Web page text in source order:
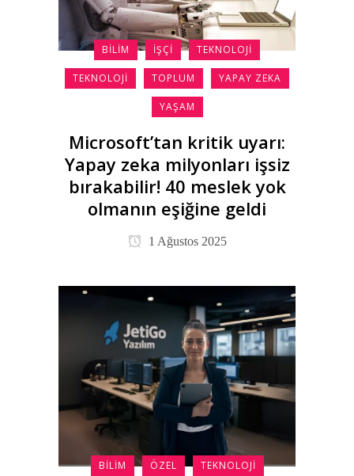
BILIM İŞÇI TEKNOLOJI
TEKNOLOJI TOPLUM YAPAY ZEKA
YAŞAM
Microsoft’tan kritik uyarı:
Yapay zeka milyonları işsiz
bırakabilir! 40 meslek yok
olmanın eşiğine geldi
1 Ağustos 2025
BILIM ÖZEL TEKNOLOJI